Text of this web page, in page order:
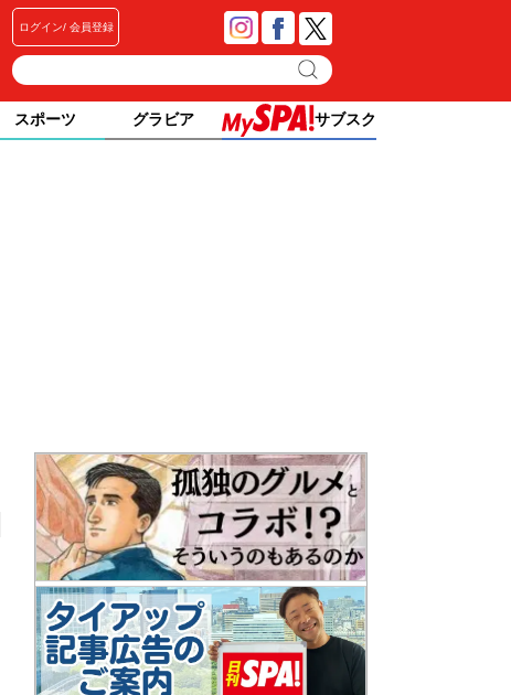
ログイン 会員登録
スポーツ グラビア サブスク